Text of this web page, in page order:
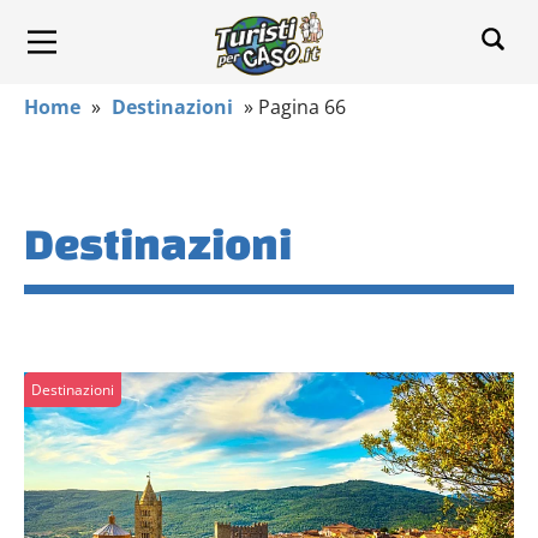
Home » Destinazioni » Pagina 66
Destinazioni
Destinazioni